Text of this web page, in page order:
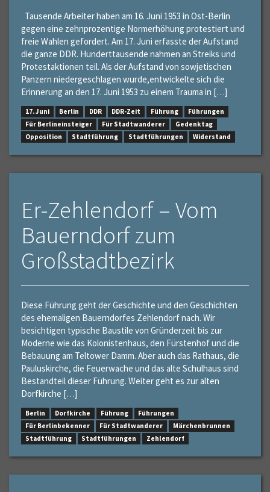
Tausende Arbeiter haben am 16. Juni 1953 in Ost-Berlin
gegen eine zehnprozentige Normerhöhung protestiert und
freie Wahlen gefordert. Am 17. Juni erfasste der Aufstand
die ganze DDR. Hunderttausende nahmen an Streiks und
Protestaktionen teil. Als der Aufstand von sowjetischen
Panzern niedergeschlagen wurde,entwickelte sich die
Erinnerung an den 17. Juni 1953 zu einem Trauma in […]
17. Juni Berlin DDR DDR-Zeit Führung
Führungen
Für Berlineinsteiger
Für Stadtwanderer
Gedenktag
Opposition
Stadtführung Stadtführungen Widerstand
Er-Zehlendorf – Vom
Bauerndorf zum
Großstadtbezirk
Diese Führung geht der Geschichte und den Geschichten
des ehemaligen Bauerndorfes Zehlendorf nach. Wir
besichtigen typische Baustile von Gründerzeit bis zur
Moderne wie das Kolonistenhaus, den Fürstenhof und die
Bebauung am Teltower Damm. Aber auch das Rathaus, die
Pauluskirche, die Feuerwache und das alte Schulhaus sind
Bestandteil dieser Führung. Weiter geht es zur alten
Dorfkirche […]
Berlin Dorfkirche Führung
Führungen
Für Berlinbekenner
Für Stadtwanderer
Märchenbrunnen
Stadtführung
Stadtführungen Zehlendorf